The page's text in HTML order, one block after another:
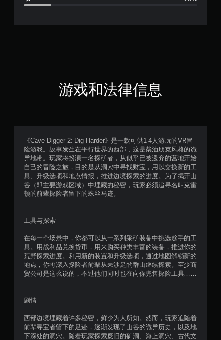
4
5
颗
星
4
1
个
）
游戏和法律信息
《Cave Digger 2: Dig Harder》是一款可供1-4人游玩的VR冒
险游戏。故事发生在平行世界的西部，这是柴油朋克风格的诡
异地带。玩家将扮演一名探矿者，从似乎已被遗弃的营地开始
自己的冒险之旅，目的是从洞穴中寻找财宝，用以交换新的工
具、升级选项和地点情报，推进边境探索的进度。为了揭开山
谷（即主要游戏区域）中埋藏的秘密，玩家必须追寻名叫克雷
顿的前辈探险者留下的蛛丝马迹。
工具与探索
在每一个场景中，你都可以从一系列采矿装备中挑选趁手的工
具。用战利品兑换货币，用来购买种类丰富的装备，推进你的
荒野探索进度。利用新的装置和升级选项，通过地图解锁新的
地点，你将深入探险者前辈从未涉足的群山继续探索。至少商
贸公司是这么说的，不过他们同时也在向你兜售探险工具……
剧情
西部边境埋藏着许多秘密，鲜少为人所知。然而，玩家追随着
前辈寻宝者留下的足迹，逐渐发现了山谷的诡异历史，以及地
下深处的洞穴。随着玩家探索废旧的矿洞、海上洞穴、古代文